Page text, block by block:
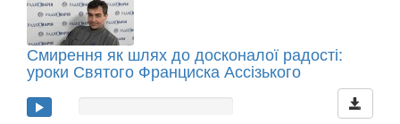
Смирення як шлях до досконалої радості:
уроки Святого Франциска Ассізького